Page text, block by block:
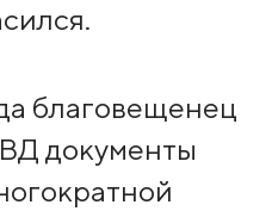
благовещенец
документы